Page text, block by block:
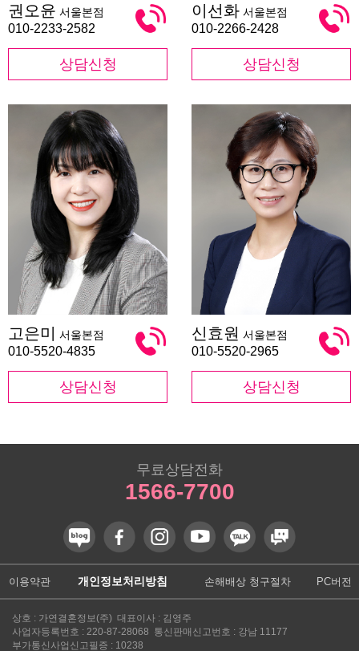
오
윤
권오윤 서울본점
010-2233-2582
상담신청
선
화
이선화 서울본점
010-2266-2428
상담신청
은
미
고은미 서울본점
010-5520-4835
상담신청
효
원
신효원 서울본점
010-5520-2965
상담신청
무료상담전화
1566-7700
이용약관 개인정보처리방침 손해배상 청구절차 PC버전
상호 : 가연결혼정보(주) 대표이사 : 김영주
사업자등록번호 : 220-87-28068 통신판매신고번호 : 강남 11177
부가통신사업신고필증 : 10238